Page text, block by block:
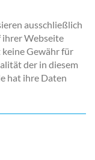
ausschließlich
ihrer Webseite
Gewähr für
der in diesem
hat ihre Daten